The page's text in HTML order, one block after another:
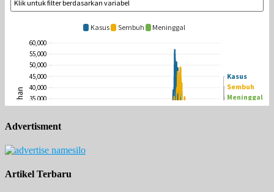
Advertisment
Artikel Terbaru